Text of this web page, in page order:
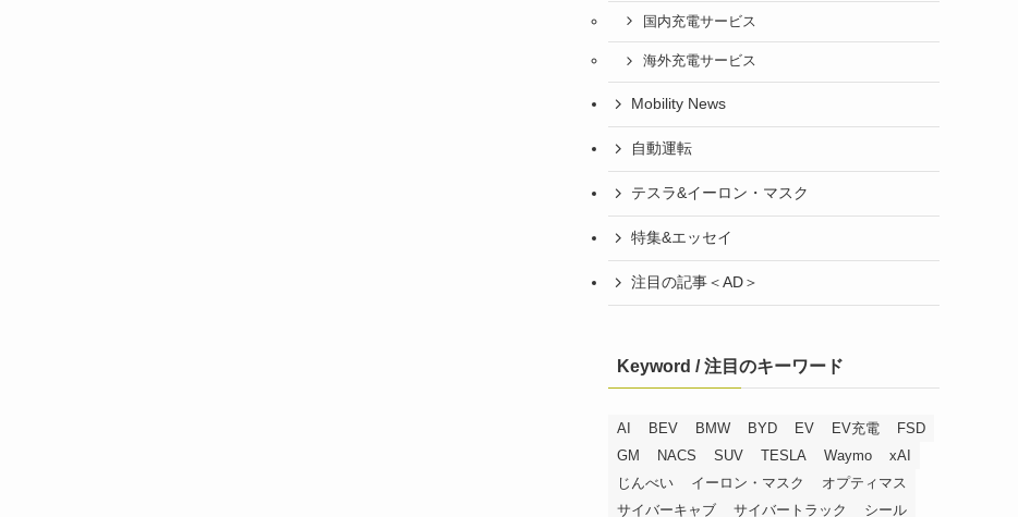
国内充電サービス
海外充電サービス
Mobility News
自動運転
テスラ&イーロン・マスク
特集&エッセイ
注目の記事＜AD＞
Keyword / 注目のキーワード
AI BEV BMW BYD EV EV充電
FSD
GM
NACS SUV TESLA Waymo
xAI
じんべい
イーロン・マスク
オプティマス
サイバーキャブ
サイバートラック シール